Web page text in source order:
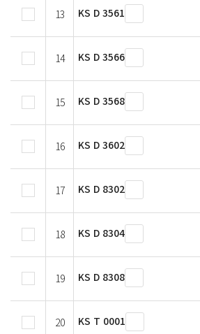
13 KS D 3561
14 KS D 3566
15 KS D 3568
16 KS D 3602
17 KS D 8302
18 KS D 8304
19 KS D 8308
20 KS T 0001